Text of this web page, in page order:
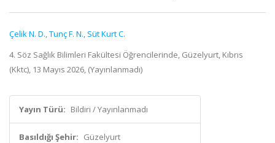
Çelik N. D.,Tunç F. N., Süt Kurt C.
4. Söz Sağlık Bilimleri Fakültesi Öğrencilerinde, Güzelyurt, Kıbrıs
(Kktc), 13 Mayıs 2026, (Yayınlanmadı)
Yayın Türü: Bildiri / Yayınlanmadı
Basıldığı Şehir: Güzelyurt